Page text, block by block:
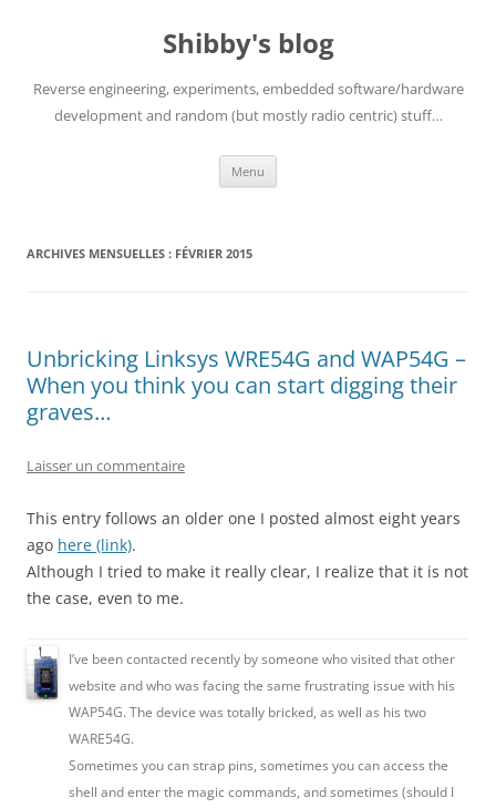
Shibby's blog
Reverse engineering, experiments, embedded software/hardware
development and random (but mostly radio centric) stuff…
Menu
ARCHIVES MENSUELLES : FÉVRIER 2015
Unbricking Linksys WRE54G and WAP54G –
When you think you can start digging their
graves…
Laisser un commentaire
This entry follows an older one I posted almost eight years
ago here (link).
Although I tried to make it really clear, I realize that it is not
the case, even to me.
I’ve been contacted recently by someone who visited that other
website and who was facing the same frustrating issue with his
WAP54G. The device was totally bricked, as well as his two
WARE54G.
Sometimes you can strap pins, sometimes you can access the
shell and enter the magic commands, and sometimes (should I